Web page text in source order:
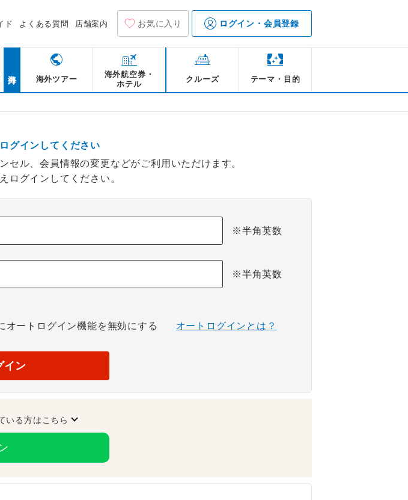
ド よくある質問 店舗案内 お気に入り ログイン・会員登録
海外ツアー
海外航空券・
ホテル
クルーズ テーマ・目的
グインしてください
ル、会員情報の変更などがご利用いただけます。
ログインしてください。
※半角英数
※半角英数
オートログイン機能を無効にする オートログインとは？
イン
いる方はこちら